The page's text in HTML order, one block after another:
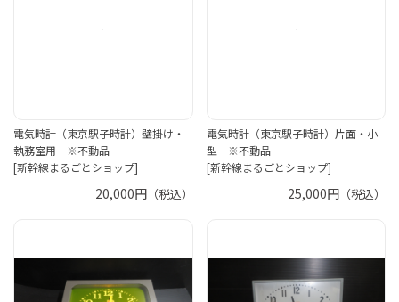
電気時計（東京駅子時計）壁掛け・
執務室用 ※不動品
[新幹線まるごとショップ]
20,000円（税込）
電気時計（東京駅子時計）片面・小
型 ※不動品
[新幹線まるごとショップ]
25,000円 （税込）